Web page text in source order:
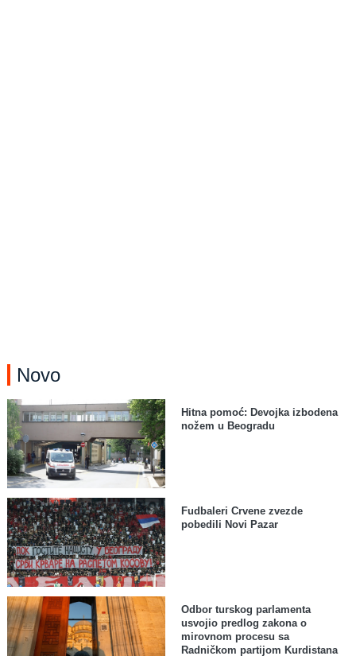
Novo
Hitna pomoć: Devojka izbodena
nožem u Beogradu
Fudbaleri Crvene zvezde
pobedili Novi Pazar
Odbor turskog parlamenta
usvojio predlog zakona o
mirovnom procesu sa
Radničkom partijom Kurdistana